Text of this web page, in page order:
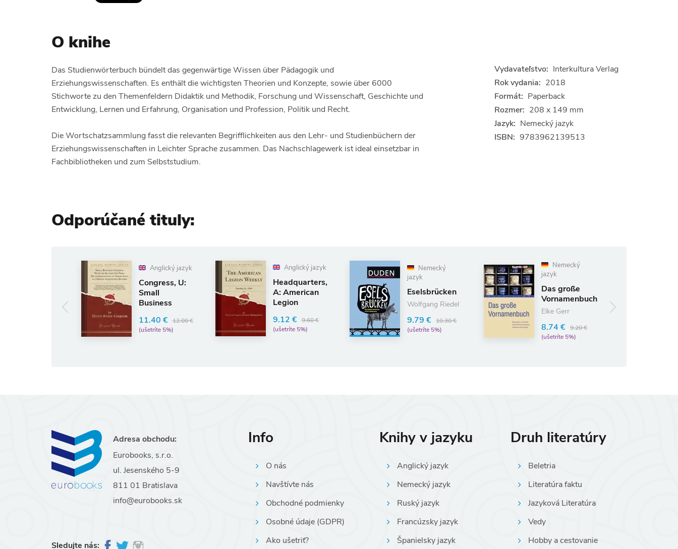
O knihe
Das Studienwörterbuch bündelt das gegenwärtige Wissen über Pädagogik und
Erziehungswissenschaften. Es enthält die wichtigsten Theorien und Konzepte, sowie über 6000
Stichworte zu den Themenfeldern Didaktik und Methodik, Forschung und Wissenschaft, Geschichte und
Entwicklung, Lernen und Erfahrung, Organisation und Profession, Politik und Recht.
Die Wortschatzsammlung fasst die relevanten Begrifflichkeiten aus den Lehr- und Studienbüchern der
Erziehungswissenschaften in Leichter Sprache zusammen. Das Nachschlagewerk ist ideal einsetzbar in
Fachbibliotheken und zum Selbststudium.
Vydavateľstvo: Interkultura Verlag
Rok vydania: 2018
Formát: Paperback
Rozmer: 208 x 149 mm
Jazyk: Nemecký jazyk
ISBN: 9783962139513
Odporúčané tituly:
Anglický jazyk
Congress, U:
Small
Business
Concerns With
the Section
800 Pa
11.40 € 12.00 €
(ušetríte 5%)
Anglický jazyk
Headquarters,
A: American
Legion
Weekly, Vol. 1
9.12 €
(ušetríte 5%)
Nemecký
jazyk
Eselsbrücken
Wolfgang Riedel
9.79 € 10.30 €
(ušetríte 5%)
Nemecký
jazyk
Das große
Vornamenbuch
Elke Gerr
8.74 € 9.20 €
(ušetríte 5%)
Adresa obchodu:
Eurobooks, s.r.o.
ul. Jesenského 5-9
811 01 Bratislava
info@eurobooks.sk
Sledujte nás:
Info
O nás
Navštívte nás
Obchodné podmienky
Osobné údaje (GDPR)
Ako ušetriť?
Knihy v jazyku
Anglický jazyk
Nemecký jazyk
Ruský jazyk
Francúzsky jazyk
Španielsky jazyk
Druh literatúry
Beletria
Literatúra faktu
Jazyková Literatúra
Vedy
Hobby a cestovanie